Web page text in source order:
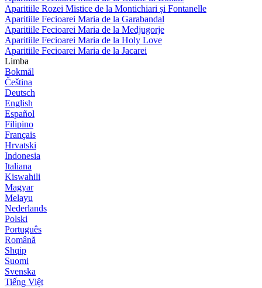
Aparitiile Rozei Mistice de la Montichiari și Fontanelle
Aparitiile Fecioarei Maria de la Garabandal
Aparitiile Fecioarei Maria de la Medjugorje
Aparitiile Fecioarei Maria de la Holy Love
Aparitiile Fecioarei Maria de la Jacarei
Limba
Bokmål
Čeština
Deutsch
English
Español
Filipino
Français
Hrvatski
Indonesia
Italiana
Kiswahili
Magyar
Melayu
Nederlands
Polski
Português
Română
Shqip
Suomi
Svenska
Tiếng Việt